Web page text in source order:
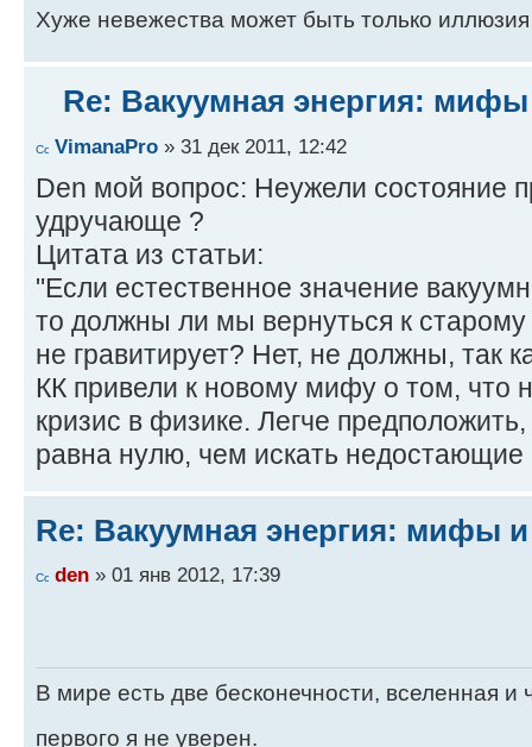
Хуже невежества может быть только
Re: Вакуумная энергия:
VimanaPro » 31 дек 2011, 12:42
Den мой вопрос: Неужели состояние
удручающе ?
Цитата из статьи:
"Если естественное значение
то должны ли мы вернуться к
не гравитирует? Нет, не должны, так
КК привели к новому мифу о том, что
кризис в физике. Легче
равна нулю, чем искать недостающие
Re: Вакуумная энергия: мифы
den » 01 янв 2012, 17:39
В мире есть две бесконечности, вселенная и
первого я не уверен.